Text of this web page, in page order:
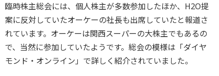
臨時株主総会には、個人株主が多数参加したほか、H2O提
案に反対していたオーケーの社長も出席していたと報道さ
れています。オーケーは関西スーパーの大株主でもあるの
で、当然に参加していたようです。総会の模様は「ダイヤ
モンド・オンライン」で詳しく紹介されていました。